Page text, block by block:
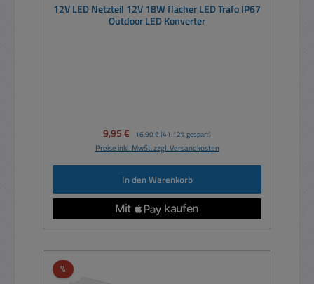
12V LED Netzteil 12V 18W flacher LED Trafo IP67
Outdoor LED Konverter
Verkaufspreis:
9,95 € Regulärer Preis:
16,90 € (41.12% gespart)
Preise inkl. MwSt. zzgl. Versandkosten
In den Warenkorb
%Rabatt